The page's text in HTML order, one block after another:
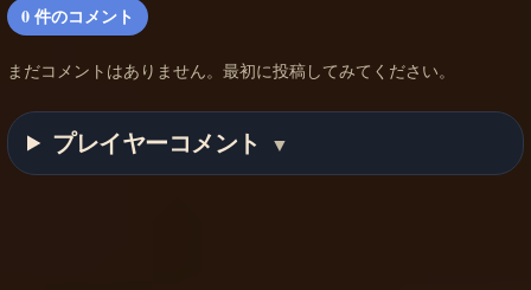
0件のコメント
まだコメントはありません。最初に投稿してみてください。
プレイヤーコメント ▼